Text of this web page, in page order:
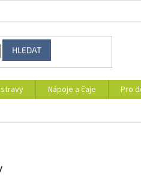
HLEDAT
Nápoje a čaje Pro